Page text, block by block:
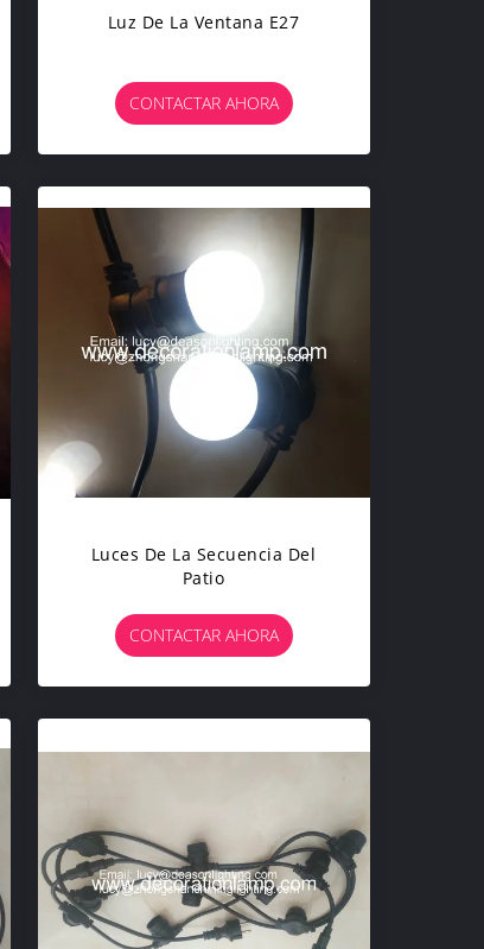
Luz De La Ventana E27
CONTACTAR AHORA
Luces De La Secuencia Del
Patio
CONTACTAR AHORA